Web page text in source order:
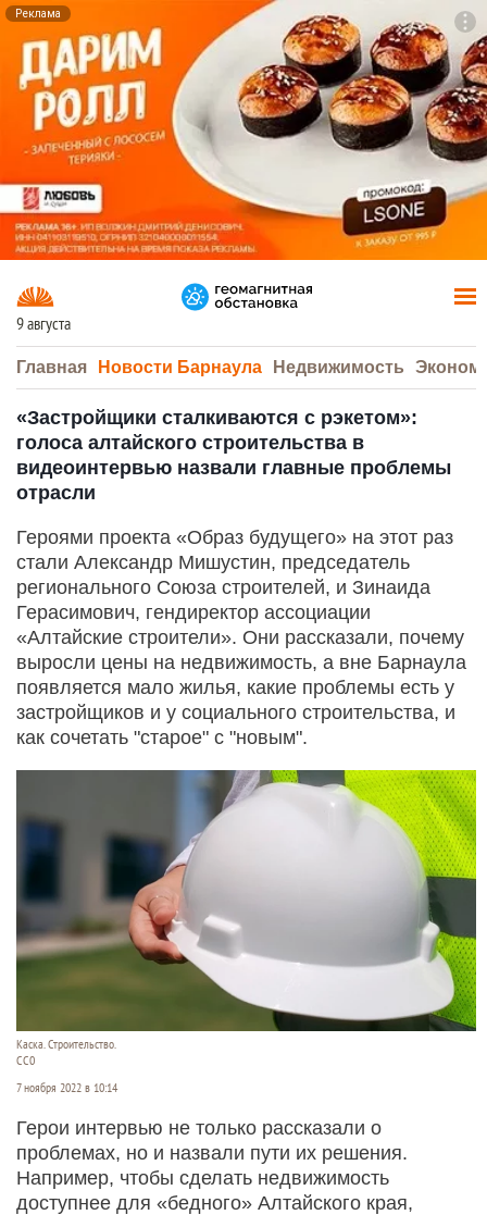
Реклама
9 августа
Главная Новости Барнаула Недвижимость
«Застройщики сталкиваются с рэкетом»:
голоса алтайского строительства в
видеоинтервью назвали главные проблемы
отрасли
Героями проекта «Образ будущего» на этот раз
стали Александр Мишустин, председатель
регионального Союза строителей, и Зинаида
Герасимович, гендиректор ассоциации
«Алтайские строители». Они рассказали, почему
выросли цены на недвижимость, а вне Барнаула
появляется мало жилья, какие проблемы есть у
застройщиков и у социального строительства, и
как сочетать "старое" с "новым".
Каска. Строительство.
СС0
7 ноября 2022 в 10:14
Герои интервью не только рассказали о
проблемах, но и назвали пути их решения.
Например, чтобы сделать недвижимость
доступнее для «бедного» Алтайского края,